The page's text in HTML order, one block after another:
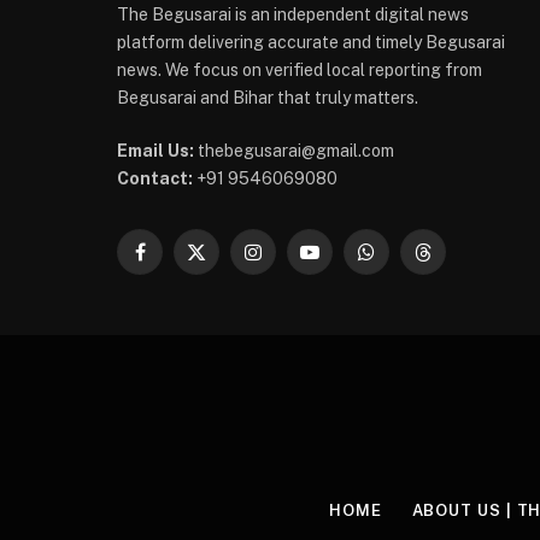
The Begusarai is an independent digital news
platform delivering accurate and timely Begusarai
news. We focus on verified local reporting from
Begusarai and Bihar that truly matters.
Email Us: thebegusarai@gmail.com
Contact: +91 9546069080
Facebook
X
InstagramYouTubeWhatsAppThreads
HOME ABOUT US |